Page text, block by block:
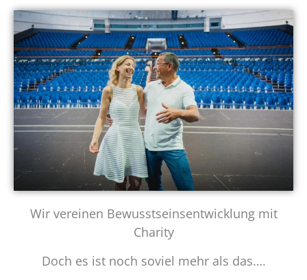
Wir vereinen Bewusstseinsentwicklung mit
Charity
Doch es ist noch soviel mehr als das….